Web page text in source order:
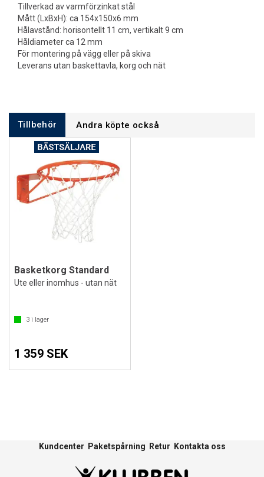
Tillverkad av varmförzinkat stål
Mått (LxBxH): ca 154x150x6 mm
Hålavstånd: horisontellt 11 cm, vertikalt 9 cm
Håldiameter ca 12 mm
För montering på vägg eller på skiva
Leverans utan baskettavla, korg och nät
Tillbehör Andra köpte också
Basketkorg Standard
Ute eller inomhus - utan nät
3 i lager
1 359 SEK
Kundcenter Paketspårning Retur Kontakta oss